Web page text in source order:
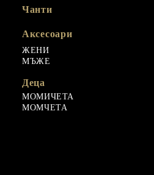
Чанти
Аксесоари
ЖЕНИ
МЪЖЕ
Деца
МОМИЧЕТА
МОМЧЕТА